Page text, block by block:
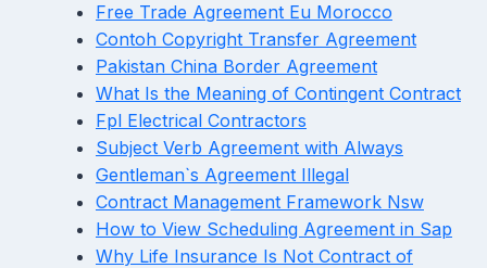
Free Trade Agreement Eu Morocco
Contoh Copyright Transfer Agreement
Pakistan China Border Agreement
What Is the Meaning of Contingent Contract
Fpl Electrical Contractors
Subject Verb Agreement with Always
Gentleman`s Agreement Illegal
Contract Management Framework Nsw
How to View Scheduling Agreement in Sap
Why Life Insurance Is Not Contract of